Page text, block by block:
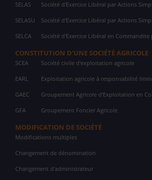
SELAS Société d'Exercice Libéral par Actions
SELASU Société d'Exercice Libéral par Actions
SELCA Société d'Exercice Libéral en Commandite
CONSTITUTION D'UNE SOCIÉTÉ AGRICOLE
SCEA Société civile d'exploitation agricole
EARL Exploitation agricole à responsabilité
GAEC Groupement Agricole d'Exploitation en
GFA Groupement Foncier Agricole
MODIFICATION DE SOCIÉTÉ
Modifications multiples
Changement de dénomination
Changement d'administrateur